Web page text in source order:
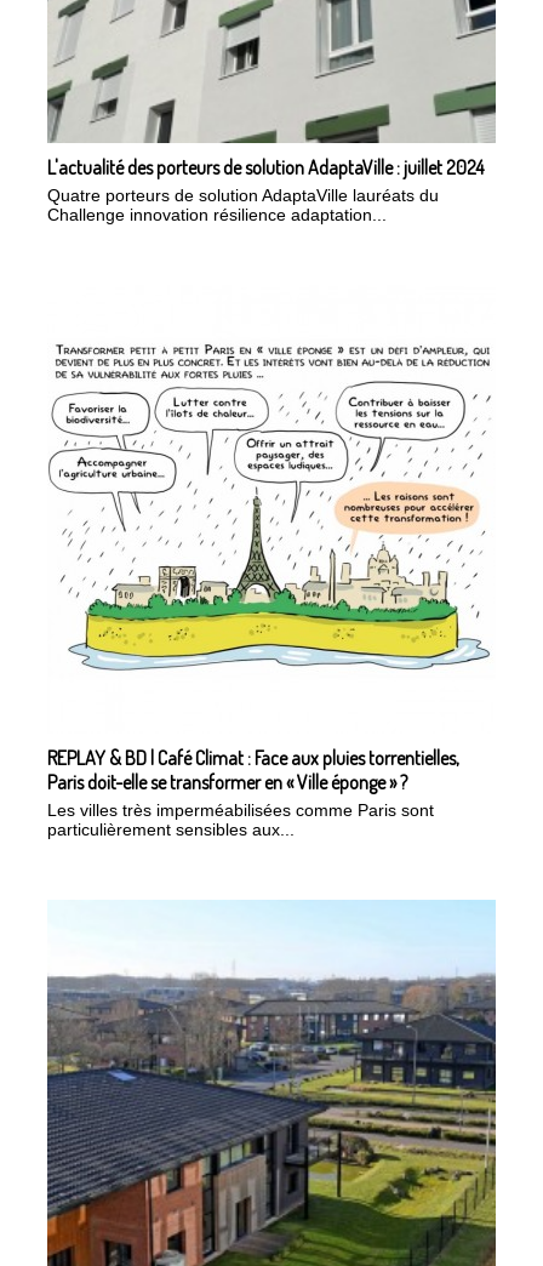
L'actualité des porteurs de solution AdaptaVille : juillet 2024
Quatre porteurs de solution AdaptaVille lauréats du
Challenge innovation résilience adaptation...
REPLAY & BD | Café Climat : Face aux pluies torrentielles,
Paris doit-elle se transformer en « Ville éponge » ?
Les villes très imperméabilisées comme Paris sont
particulièrement sensibles aux...